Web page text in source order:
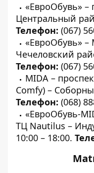
«ЕвроОбувь» –
Центральный
Телефон: (067)
«ЕвроОбувь» –
Чечеловский
Телефон: (067)
MIDA –
Comfy) –
Телефон: (068)
«ЕвроОбувь-
ТЦ Nautilus –
10:00 – 18:00.